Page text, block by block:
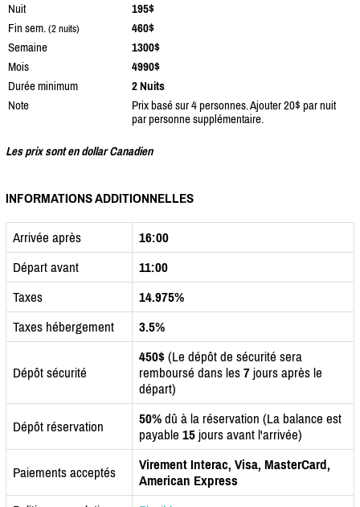
Nuit
195$
Fin sem. (2 nuits)
460$
Semaine
1300$
Mois
4990$
Durée minimum
2 Nuits
Note
Prix basé sur 4 personnes. Ajouter 20$ par nuit
par personne supplémentaire.
Les prix sont en dollar Canadien
INFORMATIONS ADDITIONNELLES
Arrivée après
16:00
Départ avant
11:00
Taxes
14.975%
Taxes hébergement
3.5%
Dépôt sécurité
450$ (Le dépôt de sécurité sera
remboursé dans les 7 jours après le
départ)
Dépôt réservation 50% dû à la réservation (La balance est
payable 15 jours avant l'arrivée)
Paiements acceptés
Virement Interac, Visa, MasterCard,
American Express